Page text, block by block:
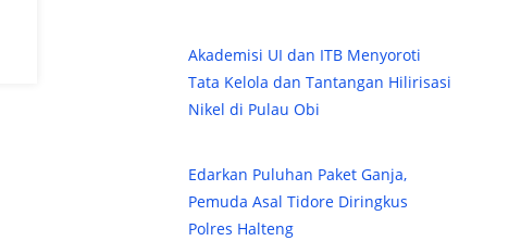
Akademisi UI dan ITB Menyoroti
Tata Kelola dan Tantangan Hilirisasi
Nikel di Pulau Obi
Edarkan Puluhan Paket Ganja,
Pemuda Asal Tidore Diringkus
Polres Halteng